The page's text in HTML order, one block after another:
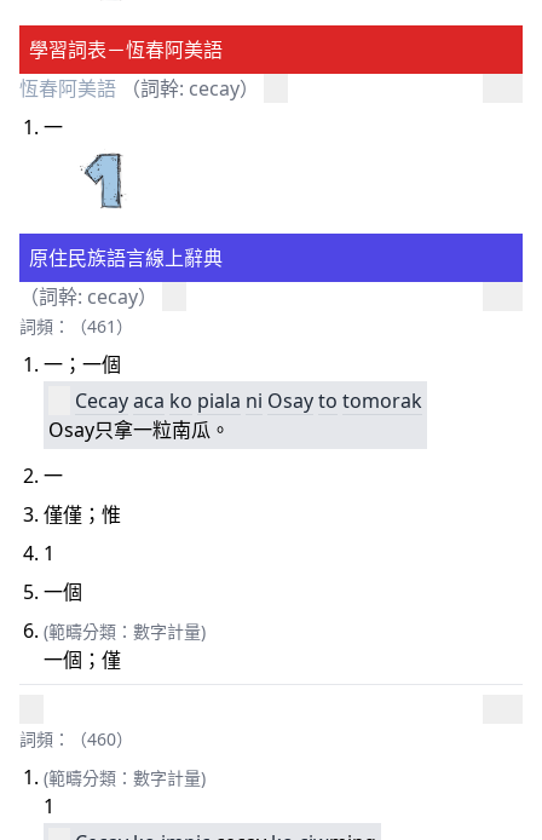
學習詞表－恆春阿美語
恆春阿美語
（詞幹: cecay）
一
原住民族語言線上辭典
（詞幹: cecay）
詞頻：（461）
一；一個
Cecay aca ko piala ni Osay to tomorak
Osay只拿一粒南瓜。
一
僅僅；惟
1
一個
(範疇分類：數字計量)
一個；僅
詞頻：（460）
(範疇分類：數字計量)
1